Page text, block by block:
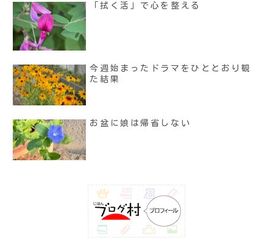
「拭く活」で心を整える
今週始まったドラマをひととおり観
た結果
お盆に娘は帰省しない